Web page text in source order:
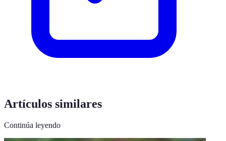
Artículos similares
Continúa leyendo